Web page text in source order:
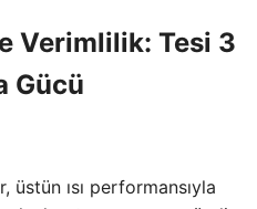
Verimlilik: Tesi 3
Gücü
ısı performansıyla